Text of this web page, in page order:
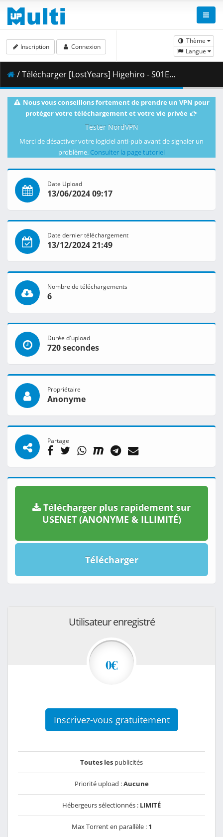
Thème
Langue
Inscription Connexion
/ Télécharger [LostYears] Higehiro - S01E05v2 (BD 1080p x265 10-bit FLAC AAC) [DB2ECB8F].mkv.001 ( 490.65 MB )
Nous vous conseillons fortement de prendre un VPN pour
protéger votre téléchargement et votre vie privée
Tester NordVPN
Merci de désactiver votre logiciel anti-pub avant de signaler un
problème. Consulter la page tutoriel
Date Upload
13/06/2024 09:17
Date dernier téléchargement
13/12/2024 21:49
Nombre de téléchargements
6
Durée d'upload
720 secondes
Propriétaire
Anonyme
Partage
Télécharger plus rapidement sur
USENET (ANONYME & ILLIMITÉ)
Télécharger
Utilisateur enregistré
0€
Inscrivez-vous gratuitement
Toutes les publicités
Priorité upload :Aucune
Hébergeurs sélectionnés : LIMITÉ
Max Torrent en parallèle : 1